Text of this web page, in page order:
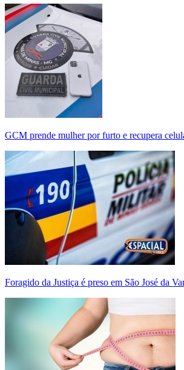
GCM prende mulher por furto e recupera
Foragido da Justiça é preso em São José da